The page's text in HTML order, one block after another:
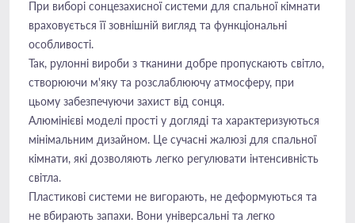
При виборі сонцезахисної системи для спальної кімнати
враховується її зовнішній вигляд та функціональні
особливості.
Так, рулонні вироби з тканини добре пропускають світло,
створюючи м'яку та розслаблюючу атмосферу, при
цьому забезпечуючи захист від сонця.
Алюмінієві моделі прості у догляді та характеризуються
мінімальним дизайном. Це сучасні жалюзі для спальної
кімнати, які дозволяють легко регулювати інтенсивність
світла.
Пластикові системи не вигорають, не деформуються та
не вбирають запахи. Вони універсальні та легко